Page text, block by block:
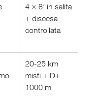
4 × 8’ in salita
+ discesa
controllata
20-25 km
misti + D+
1000 m